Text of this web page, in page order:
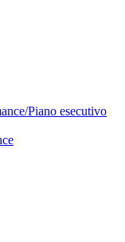
Piano esecutivo